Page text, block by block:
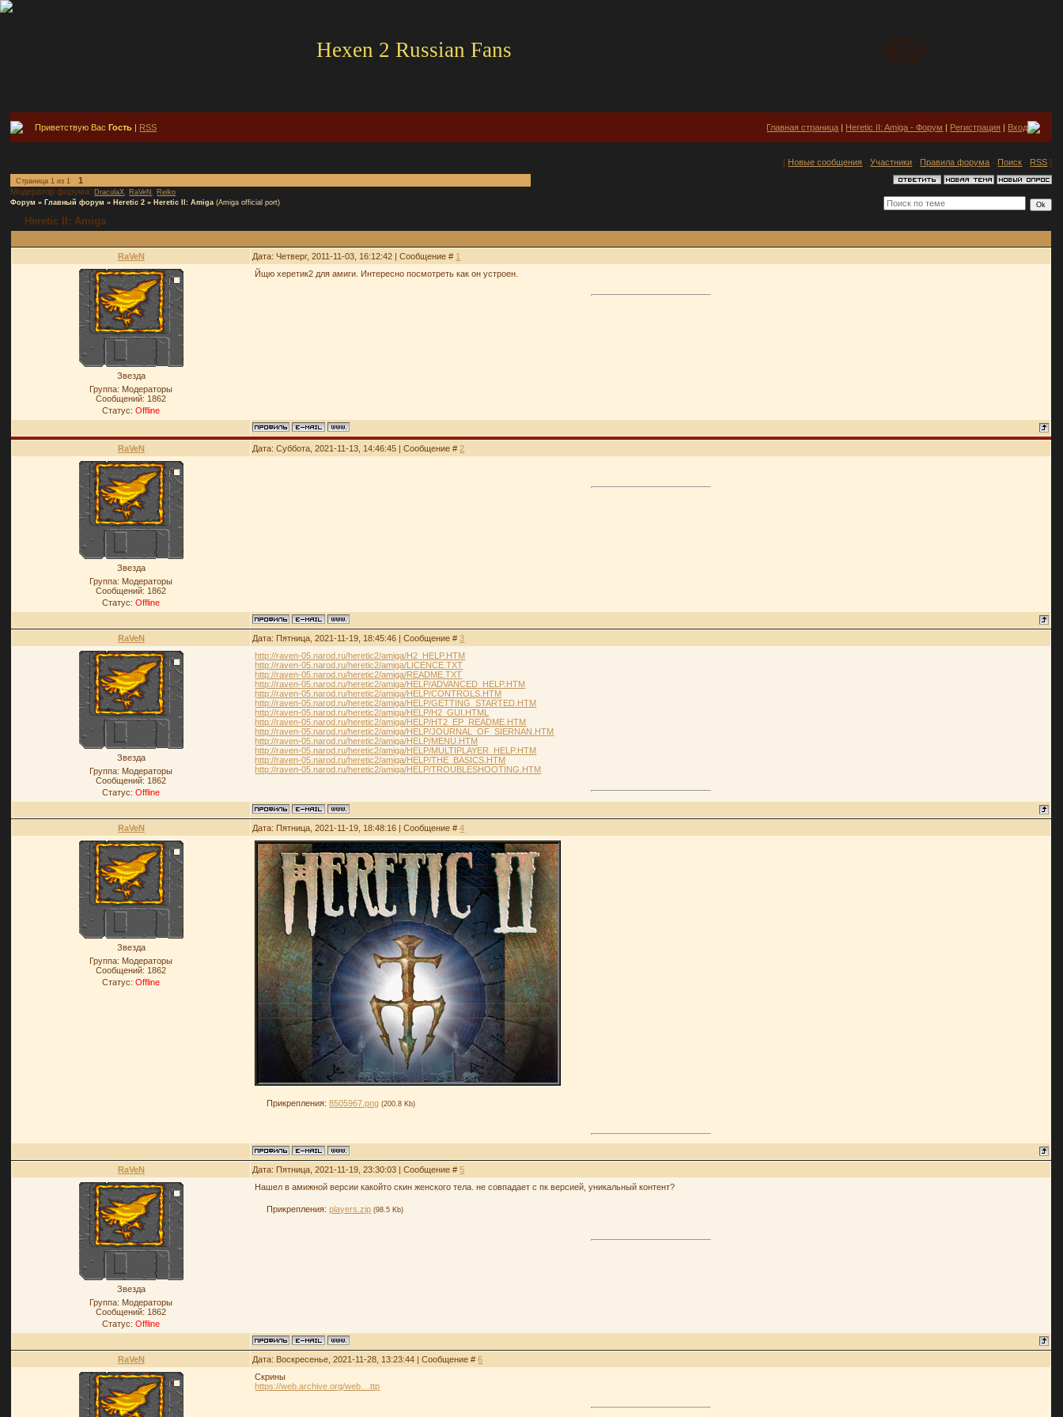
Hexen 2 Russian Fans
Суббота
2026-08-08
17:12:40
Приветствую ВасГость | RSS Главная страница | Heretic II: Amiga - Форум | Регистрация | Вход
[ Новые сообщения ·Участники · Правила форума · Поиск · RSS ]
Страница 1 из 1
1
Модератор форума:DraculaX ,RaVeN ,Reiko
Форум » Главный форум » Heretic 2 » Heretic II: Amiga (Amiga official port)
Heretic II: Amiga
RaVeN Дата: Четверг, 2011-11-03, 16:12:42 | Сообщение # 1
Звезда
Группа: Модераторы
Сообщений: 1862
Статус:Offline
Йщю херетик2 для амиги. Интересно посмотреть как он устроен.
RaVeN Дата: Суббота, 2021-11-13, 14:46:45 | Сообщение #2
Звезда
Группа: Модераторы
Сообщений: 1862
Статус:Offline
RaVeN Дата: Пятница, 2021-11-19, 18:45:46 | Сообщение #3
Звезда
Группа: Модераторы
Сообщений: 1862
Статус:Offline
http://raven-05.narod.ru/heretic2/amiga/H2_HELP.HTM
http://raven-05.narod.ru/heretic2/amiga/LICENCE.TXT
http://raven-05.narod.ru/heretic2/amiga/README.TXT
http://raven-05.narod.ru/heretic2/amiga/HELP/ADVANCED_HELP.HTM
http://raven-05.narod.ru/heretic2/amiga/HELP/CONTROLS.HTM
http://raven-05.narod.ru/heretic2/amiga/HELP/GETTING_STARTED.HTM
http://raven-05.narod.ru/heretic2/amiga/HELP/H2_GUI.HTML
http://raven-05.narod.ru/heretic2/amiga/HELP/HT2_EP_README.HTM
http://raven-05.narod.ru/heretic2/amiga/HELP/JOURNAL_OF_SIERNAN.HTM
http://raven-05.narod.ru/heretic2/amiga/HELP/MENU.HTM
http://raven-05.narod.ru/heretic2/amiga/HELP/MULTIPLAYER_HELP.HTM
http://raven-05.narod.ru/heretic2/amiga/HELP/THE_BASICS.HTM
http://raven-05.narod.ru/heretic2/amiga/HELP/TROUBLESHOOTING.HTM
RaVeN Дата: Пятница, 2021-11-19, 18:48:16 | Сообщение #4
Звезда
Группа: Модераторы
Сообщений: 1862
Статус:Offline
Прикрепления:8505967.png (200.8 Kb)
RaVeN Дата: Пятница, 2021-11-19, 23:30:03 | Сообщение #5
Звезда
Группа: Модераторы
Сообщений: 1862
Статус:Offline
Нашел в амижной версии какойто скин женского тела. не совпадает с пк версией, уникальный контент?
Прикрепления:players.zip (98.5 Kb)
RaVeN Дата: Воскресенье, 2021-11-28, 13:23:44 | Сообщение #6
Скрины
https://web.archive.org/web....ttp